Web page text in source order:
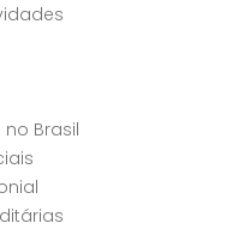
Brasil